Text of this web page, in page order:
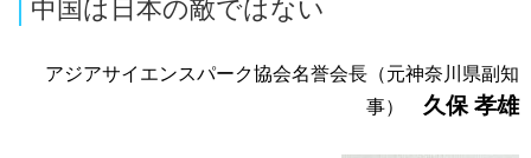
中国は日本の敵ではない
アジアサイエンスパーク協会名誉会長（元神奈川県副知
事） 久保 孝雄